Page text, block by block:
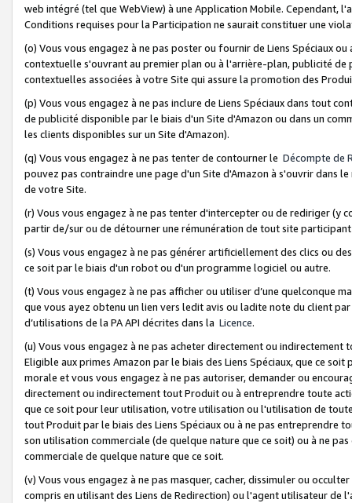
web intégré (tel que WebView) à une Application Mobile. Cependant,
Conditions requises pour la Participation ne saurait constituer une
(o) Vous vous engagez à ne pas poster ou fournir de Liens Spéciaux
contextuelle s'ouvrant au premier plan ou à l'arrière-plan, publicité
contextuelles associées à votre Site qui assure la promotion des
(p) Vous vous engagez à ne pas inclure de Liens Spéciaux dans tout
de publicité disponible par le biais d'un Site d'Amazon ou dans un
les clients disponibles sur un Site d'Amazon).
(q) Vous vous engagez à ne pas tenter de contourner le Décompte de
pouvez pas contraindre une page d'un Site d'Amazon à s'ouvrir dans
de votre Site.
(r) Vous vous engagez à ne pas tenter d'intercepter ou de rediriger
partir de/sur ou de détourner une rémunération de tout site
(s) Vous vous engagez à ne pas générer artificiellement des clics ou
ce soit par le biais d'un robot ou d'un programme logiciel ou autre.
(t) Vous vous engagez à ne pas afficher ou utiliser d’une quelconque
que vous ayez obtenu un lien vers ledit avis ou ladite note du client
d’utilisations de la PA API décrites dans la Licence.
(u) Vous vous engagez à ne pas acheter directement ou
Eligible aux primes Amazon par le biais des Liens Spéciaux, que ce
morale et vous vous engagez à ne pas autoriser, demander ou
directement ou indirectement tout Produit ou à entreprendre toute
que ce soit pour leur utilisation, votre utilisation ou l'utilisation de
tout Produit par le biais des Liens Spéciaux ou à ne pas entreprendre
son utilisation commerciale (de quelque nature que ce soit) ou à ne
commerciale de quelque nature que ce soit.
(v) Vous vous engagez à ne pas masquer, cacher, dissimuler ou
compris en utilisant des Liens de Redirection) ou l'agent utilisateur